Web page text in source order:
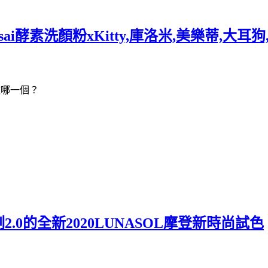
酵素洗顏粉xKitty,庫洛米,美樂蒂,大耳
一個？
的全新2020LUNASOL摩登新時尚試色